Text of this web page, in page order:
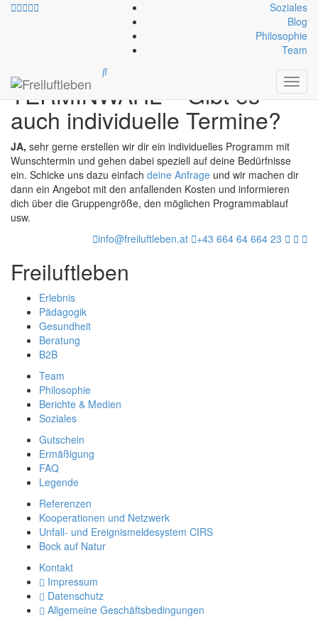
Soziales
Blog
Philosophie
Team
TERMINWAHL – Gibt es
auch individuelle Termine?
JA, sehr gerne erstellen wir dir ein individuelles Programm mit
Wunschtermin und gehen dabei speziell auf deine Bedürfnisse
ein. Schicke uns dazu einfach deine Anfrage und wir machen dir
dann ein Angebot mit den anfallenden Kosten und informieren
dich über die Gruppengröße, den möglichen Programmablauf
usw.
info@freiluftleben.at
+43 664 64 664 23
Freiluftleben
Erlebnis
Pädagogik
Gesundheit
Beratung
B2B
Team
Philosophie
Berichte & Medien
Soziales
Gutschein
Ermäßigung
FAQ
Legende
Referenzen
Kooperationen und Netzwerk
Unfall- und Ereignismeldesystem CIRS
Bock auf Natur
Kontakt
Impressum
Datenschutz
Allgemeine Geschäftsbedingungen